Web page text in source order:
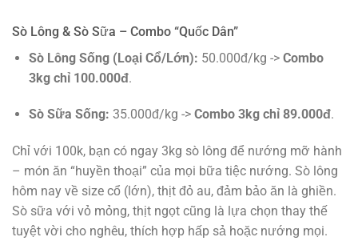
Sò Lông & Sò Sữa – Combo “Quốc Dân”
Sò Lông Sống (Loại Cổ/Lớn): 50.000đ/kg -> Combo
3kg chỉ 100.000đ.
Sò Sữa Sống: 35.000đ/kg -> Combo 3kg chỉ 89.000đ.
Chỉ với 100k, bạn có ngay 3kg sò lông để nướng mỡ hành
– món ăn “huyền thoại” của mọi bữa tiệc nướng. Sò lông
hôm nay về size cổ (lớn), thịt đỏ au, đảm bảo ăn là ghiền.
Sò sữa với vỏ mỏng, thịt ngọt cũng là lựa chọn thay thế
tuyệt vời cho nghêu, thích hợp hấp sả hoặc nướng mọi.